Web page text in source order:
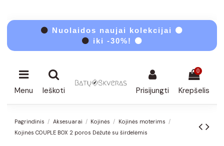
⚫ Nuolaidos naujai kolekcijai ⚫
⚫ iki -30%! ⚫
Menu Ieškoti Prisijungti
0
Krepšelis
Pagrindinis Aksesuarai Kojinės
Kojinės moterims
Kojinės COUPLE BOX 2 poros Dėžutė su širdelėmis